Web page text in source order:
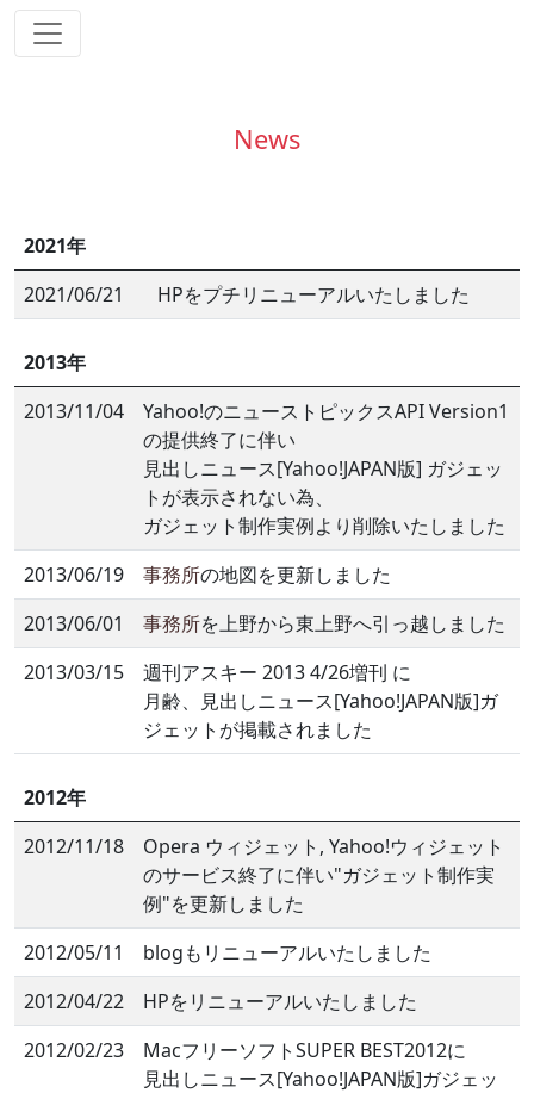
News
2021年
2021/06/21
HPをプチリニューアルいたしました
2013年
2013/11/04
Yahoo!のニューストピックスAPI Version1
の提供終了に伴い
見出しニュース[Yahoo!JAPAN版] ガジェッ
トが表示されない為、
ガジェット制作実例より削除いたしました
2013/06/19
事務所の地図を更新しました
2013/06/01
事務所を上野から東上野へ引っ越しました
2013/03/15
週刊アスキー 2013 4/26増刊 に
月齢、見出しニュース[Yahoo!JAPAN版]ガ
ジェットが掲載されました
2012年
2012/11/18
Opera ウィジェット, Yahoo!ウィジェット
のサービス終了に伴い"ガジェット制作実
例"を更新しました
2012/05/11
blogもリニューアルいたしました
2012/04/22
HPをリニューアルいたしました
2012/02/23
MacフリーソフトSUPER BEST2012に
見出しニュース[Yahoo!JAPAN版]ガジェッ